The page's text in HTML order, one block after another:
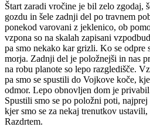
Štart zaradi vročine je bil zelo zgodaj,
gozdu in šele zadnji del po travnem
ponekod varovani z jeklenico, ob
vzpona so na skalah zapisani
pa smo nekako kar grizli. Ko se odpre
morja. Zadnji del je položnejši in nas
na robu planote so lepo razgledišče.
pa smo se spustili do Vojkove koče,
odmor. Lepo obnovljen dom je
Spustili smo se po položni poti,
kjer smo se za nekaj trenutkov
Razdrtem.